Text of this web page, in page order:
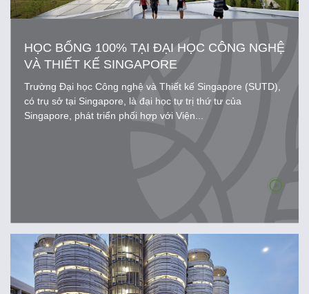
HỌC BỔNG 100% TẠI ĐẠI HỌC CÔNG NGHỆ
VÀ THIẾT KẾ SINGAPORE
Trường Đại học Công nghệ và Thiết kế Singapore (SUTD),
có trụ sở tại Singapore, là đại học tự trị thứ tư của
Singapore, phát triển phối hợp với Viện...